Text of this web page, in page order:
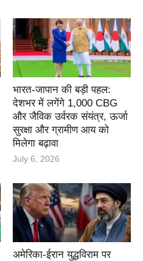
भारत-जापान की बड़ी पहल:
देशभर में लगेंगे 1,000 CBG
और जैविक उर्वरक संयंत्र, ऊर्जा
सुरक्षा और ग्रामीण आय को
मिलेगा बढ़ावा
July 6, 2026
अमेरिका-ईरान युद्धविराम पर